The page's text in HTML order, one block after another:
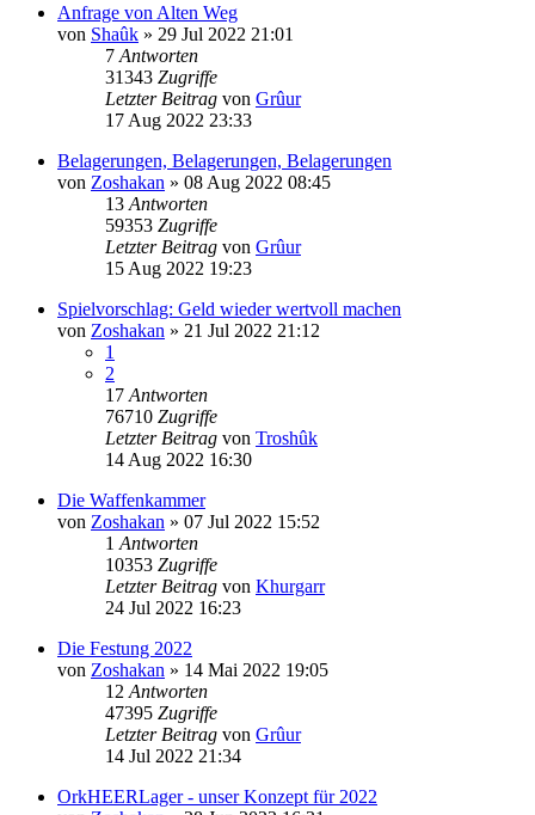
Anfrage von Alten Weg
von Shaûk » 29 Jul 2022 21:01
7 Antworten
31343 Zugriffe
Letzter Beitrag von Grûur
17 Aug 2022 23:33
Belagerungen, Belagerungen, Belagerungen
von Zoshakan » 08 Aug 2022 08:45
13 Antworten
59353 Zugriffe
Letzter Beitrag von Grûur
15 Aug 2022 19:23
Spielvorschlag: Geld wieder wertvoll machen
von Zoshakan » 21 Jul 2022 21:12
1
2
17 Antworten
76710 Zugriffe
Letzter Beitrag von Troshûk
14 Aug 2022 16:30
Die Waffenkammer
von Zoshakan » 07 Jul 2022 15:52
1 Antworten
10353 Zugriffe
Letzter Beitrag von Khurgarr
24 Jul 2022 16:23
Die Festung 2022
von Zoshakan » 14 Mai 2022 19:05
12 Antworten
47395 Zugriffe
Letzter Beitrag von Grûur
14 Jul 2022 21:34
OrkHEERLager - unser Konzept für 2022